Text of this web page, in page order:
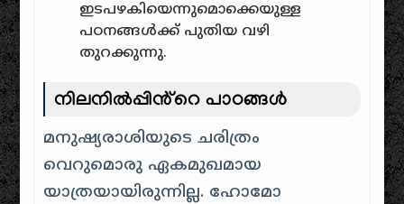
ഇടപഴകിയെന്നുമൊക്കെയുള്ള
പഠനങ്ങൾക്ക് പുതിയ വഴി
തുറക്കുന്നു.
നിലനിൽപ്പിൻ്റെ പാഠങ്ങൾ
മനുഷ്യരാശിയുടെ ചരിത്രം
വെറുമൊരു ഏകമുഖമായ
യാത്രയായിരുന്നില്ല. ഹോമോ